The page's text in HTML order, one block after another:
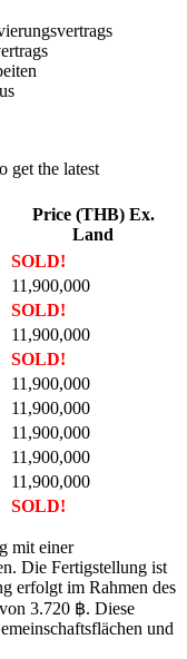
get the latest
Price (THB) Ex.
Land
SOLD!
11,900,000
SOLD!
11,900,000
SOLD!
11,900,000
11,900,000
11,900,000
11,900,000
11,900,000
SOLD!
mit einer
Die Fertigstellung ist
erfolgt im Rahmen des
3.720 ฿. Diese
und